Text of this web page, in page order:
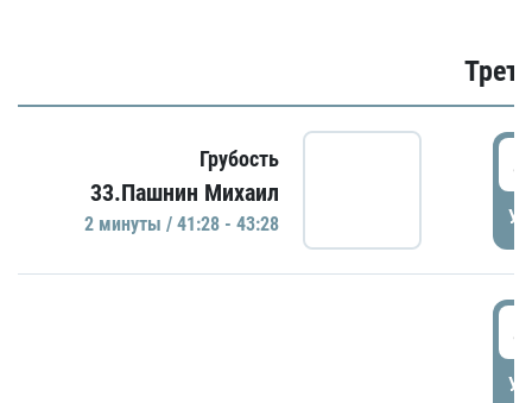
Грубость
33.Пашнин Михаил
2 минуты / 41:28 - 43:28